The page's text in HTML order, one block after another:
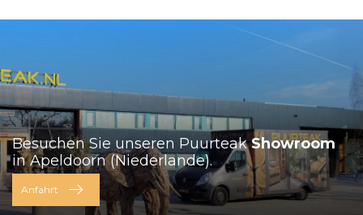
Besuchen Sie unseren PuurteakShowroom
in Apeldoorn (Niederlande).
Anfahrt